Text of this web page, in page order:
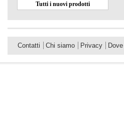
Tutti i nuovi prodotti
Contatti Chi siamo Privacy